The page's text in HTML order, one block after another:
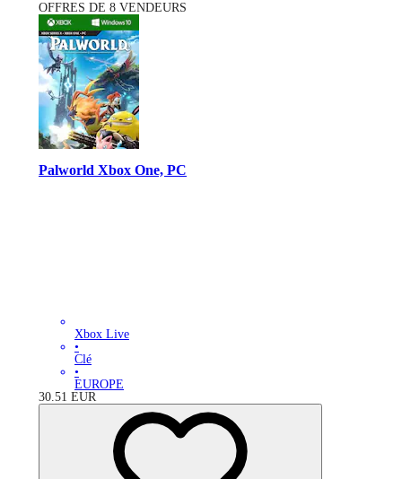
OFFRES DE 8 VENDEURS
Palworld Xbox One, PC
Xbox Live
•
Clé
•
EUROPE
30.51 EUR